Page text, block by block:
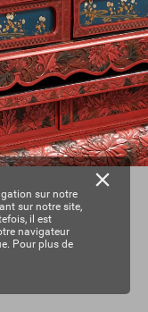
sur notre
sur notre site,
il est
navigateur
Pour plus de